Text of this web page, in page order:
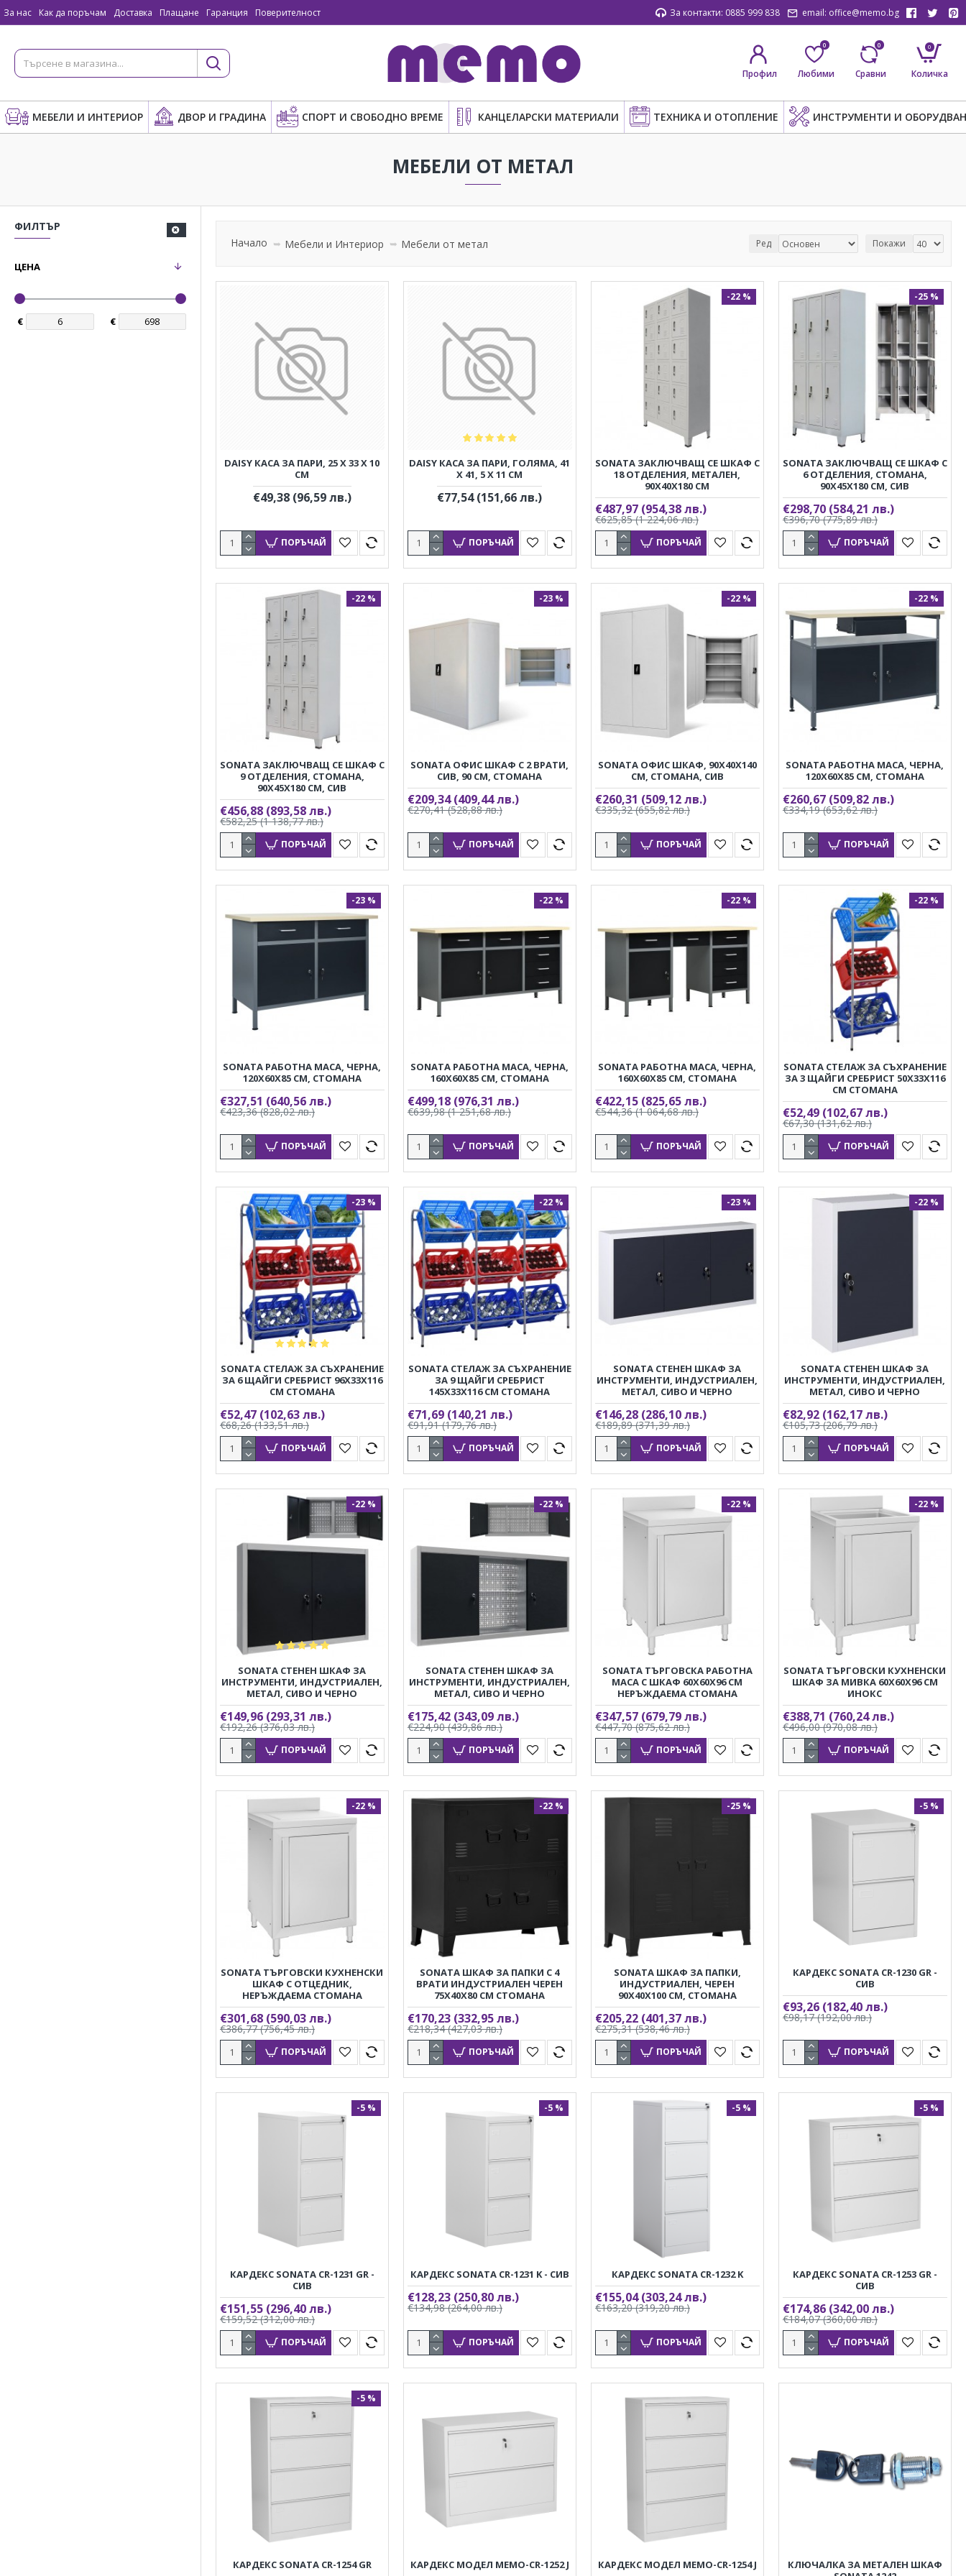
За нас Как да поръчам Доставка Плащане Гаранция Поверителност За контакти: 0885 999 838 email: office@memo.bg
Профил Любими
0
Сравни
0
Количка
0
МЕБЕЛИ И ИНТЕРИОР ДВОР И ГРАДИНА СПОРТ И СВОБОДНО ВРЕМЕ КАНЦЕЛАРСКИ МАТЕРИАЛИ ТЕХНИКА И ОТОПЛЕНИЕ ИНСТРУМЕНТИ И
МЕБЕЛИ ОТ МЕТАЛ
ФИЛТЪР
ЦЕНА
€ €
Начало Мебели и Интериор Мебели от метал Ред Покажи
DAISY КАСА ЗА ПАРИ, 25 X 33 X 10
CM
€49,38 (96,59 лв.)
ПОРЪЧАЙ
DAISY КАСА ЗА ПАРИ, ГОЛЯМА, 41
X 41, 5 X 11 CM
€77,54(151,66 лв.)
ПОРЪЧАЙ
-22 %
SONATA ЗАКЛЮЧВАЩ СЕ ШКАФ С
18 ОТДЕЛЕНИЯ, МЕТАЛЕН,
90X40X180 CМ
€487,97 (954,38 лв.)
€625,85(1 224,06 лв.)
ПОРЪЧАЙ
-25 %
SONATA ЗАКЛЮЧВАЩ СЕ ШКАФ С
6 ОТДЕЛЕНИЯ, СТОМАНА,
90X45X180 CМ, СИВ
€298,70 (584,21 лв.)
€396,70(775,89 лв.)
ПОРЪЧАЙ
-22 %
SONATA ЗАКЛЮЧВАЩ СЕ ШКАФ С
9 ОТДЕЛЕНИЯ, СТОМАНА,
90X45X180 CМ, СИВ
€456,88 (893,58 лв.)
€582,25(1 138,77 лв.)
ПОРЪЧАЙ
-23 %
SONATA ОФИС ШКАФ С 2 ВРАТИ,
СИВ, 90 СМ, СТОМАНА
€209,34(409,44 лв.)
€270,41(528,88 лв.)
ПОРЪЧАЙ
-22 %
SONATA ОФИС ШКАФ, 90X40X140
СМ, СТОМАНА, СИВ
€260,31 (509,12 лв.)
€335,32(655,82 лв.)
ПОРЪЧАЙ
-22 %
SONATA РАБОТНА МАСА, ЧЕРНА,
120X60X85 СМ, СТОМАНА
€260,67 (509,82 лв.)
€334,19(653,62 лв.)
ПОРЪЧАЙ
-23 %
SONATA РАБОТНА МАСА, ЧЕРНА,
120X60X85 СМ, СТОМАНА
€327,51 (640,56 лв.)
€423,36(828,02 лв.)
ПОРЪЧАЙ
-22 %
SONATA РАБОТНА МАСА, ЧЕРНА,
160X60X85 СМ, СТОМАНА
€499,18 (976,31 лв.)
€639,98(1 251,68 лв.)
ПОРЪЧАЙ
-22 %
SONATA РАБОТНА МАСА, ЧЕРНА,
160X60X85 СМ, СТОМАНА
€422,15 (825,65 лв.)
€544,36(1 064,68 лв.)
ПОРЪЧАЙ
-22 %
SONATA СТЕЛАЖ ЗА СЪХРАНЕНИЕ
ЗА 3 ЩАЙГИ СРЕБРИСТ 50X33X116
СМ СТОМАНА
€52,49 (102,67 лв.)
€67,30(131,62 лв.)
ПОРЪЧАЙ
-23 %
SONATA СТЕЛАЖ ЗА СЪХРАНЕНИЕ
ЗА 6 ЩАЙГИ СРЕБРИСТ 96X33X116
СМ СТОМАНА
€52,47 (102,63 лв.)
€68,26(133,51 лв.)
ПОРЪЧАЙ
-22 %
SONATA СТЕЛАЖ ЗА СЪХРАНЕНИЕ
ЗА 9 ЩАЙГИ СРЕБРИСТ
145X33X116 СМ СТОМАНА
€71,69 (140,21 лв.)
€91,91(179,76 лв.)
ПОРЪЧАЙ
-23 %
SONATA СТЕНЕН ШКАФ ЗА
ИНСТРУМЕНТИ, ИНДУСТРИАЛЕН,
МЕТАЛ, СИВО И ЧЕРНО
€146,28 (286,10 лв.)
€189,89(371,39 лв.)
ПОРЪЧАЙ
-22 %
SONATA СТЕНЕН ШКАФ ЗА
ИНСТРУМЕНТИ, ИНДУСТРИАЛЕН,
МЕТАЛ, СИВО И ЧЕРНО
€82,92 (162,17 лв.)
€105,73(206,79 лв.)
ПОРЪЧАЙ
-22 %
SONATA СТЕНЕН ШКАФ ЗА
ИНСТРУМЕНТИ, ИНДУСТРИАЛЕН,
МЕТАЛ, СИВО И ЧЕРНО
€149,96 (293,31 лв.)
€192,26(376,03 лв.)
ПОРЪЧАЙ
-22 %
SONATA СТЕНЕН ШКАФ ЗА
ИНСТРУМЕНТИ, ИНДУСТРИАЛЕН,
МЕТАЛ, СИВО И ЧЕРНО
€175,42 (343,09 лв.)
€224,90(439,86 лв.)
ПОРЪЧАЙ
-22 %
SONATA ТЪРГОВСКА РАБОТНА
МАСА С ШКАФ 60X60X96 СМ
НЕРЪЖДАЕМА СТОМАНА
€347,57 (679,79 лв.)
€447,70(875,62 лв.)
ПОРЪЧАЙ
-22 %
SONATA ТЪРГОВСКИ КУХНЕНСКИ
ШКАФ ЗА МИВКА 60X60X96 СМ
ИНОКС
€388,71 (760,24 лв.)
€496,00(970,08 лв.)
ПОРЪЧАЙ
-22 %
SONATA ТЪРГОВСКИ КУХНЕНСКИ
ШКАФ С ОТЦЕДНИК,
НЕРЪЖДАЕМА СТОМАНА
€301,68 (590,03 лв.)
€386,77(756,45 лв.)
ПОРЪЧАЙ
-22 %
SONATA ШКАФ ЗА ПАПКИ С 4
ВРАТИ ИНДУСТРИАЛЕН ЧЕРЕН
75X40X80 CМ СТОМАНА
€170,23 (332,95 лв.)
€218,34(427,03 лв.)
ПОРЪЧАЙ
-25 %
SONATA ШКАФ ЗА ПАПКИ,
ИНДУСТРИАЛЕН, ЧЕРЕН
90X40X100 CМ, СТОМАНА
€205,22 (401,37 лв.)
€275,31(538,46 лв.)
ПОРЪЧАЙ
-5 %
КАРДЕКС SONATA CR-1230 GR -
СИВ
€93,26 (182,40 лв.)
€98,17(192,00 лв.)
ПОРЪЧАЙ
-5 %
КАРДЕКС SONATA CR-1231 GR -
СИВ
€151,55 (296,40 лв.)
€159,52(312,00 лв.)
ПОРЪЧАЙ
-5 %
КАРДЕКС SONATA CR-1231 K - СИВ
€128,23 (250,80 лв.)
€134,98(264,00 лв.)
ПОРЪЧАЙ
-5 %
КАРДЕКС SONATA CR-1232 K
€155,04(303,24 лв.)
€163,20(319,20 лв.)
ПОРЪЧАЙ
-5 %
КАРДЕКС SONATA CR-1253 GR -
СИВ
€174,86 (342,00 лв.)
€184,07(360,00 лв.)
ПОРЪЧАЙ
-5 %
КАРДЕКС SONATA CR-1254 GR КАРДЕКС МОДЕЛ MEMO-CR-1252 J КАРДЕКС МОДЕЛ MEMO-CR-1254 J
КЛЮЧАЛКА ЗА МЕТАЛЕН ШКАФ